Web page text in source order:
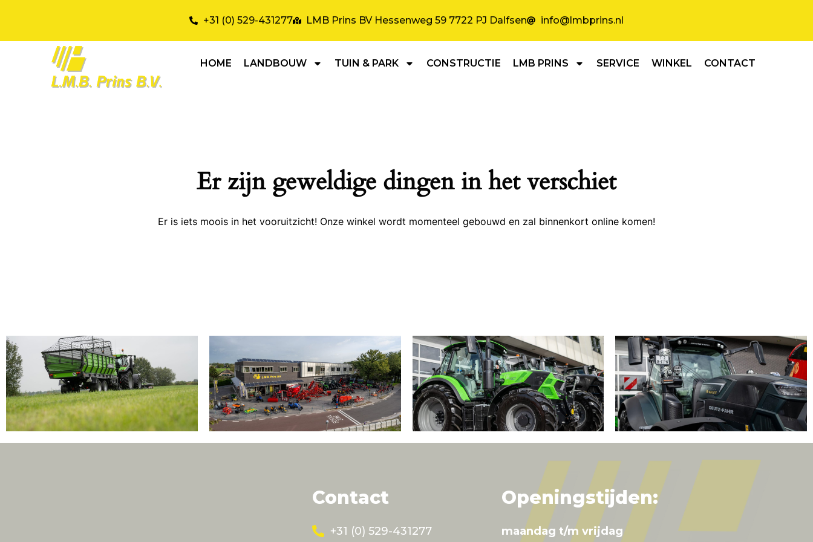
+31 (0) 529-431277 LMB Prins BV Hessenweg 59 7722 PJ Dalfsen info@lmbprins.nl
HOME LANDBOUW TUIN & PARK CONSTRUCTIE LMB PRINS SERVICE WINKEL CONTACT
Er zijn geweldige dingen in het verschiet
Er is iets moois in het vooruitzicht! Onze winkel wordt momenteel gebouwd en zal binnenkort online komen!
Contact
+31 (0) 529-431277
Openingstijden:
maandag t/m vrijdag